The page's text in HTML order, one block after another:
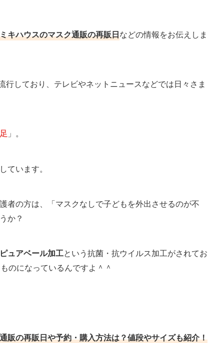
ミキハウスのマスク通販の再販日などの情報をお伝えしま
行しており、テレビやネットニュースなどでは日々さま
」。
ています。
者の方は、「マスクなしで子どもを外出させるのが不
か？
ピュアベール加工という抗菌・抗ウイルス加工がされてお
のになっているんですよ＾＾
販の再販日や予約・購入方法は？値段やサイズも紹介！